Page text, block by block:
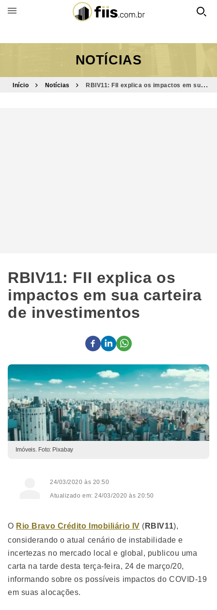
BUSCAR POR FUNDO
NOTÍCIAS
Início Notícias
RBIV11: FII explica os impactos em sua
RBIV11: FII explica os
impactos em sua carteira
de investimentos
Imóveis. Foto: Pixabay
24/03/2020 às 20:50
Atualizado em: 24/03/2020 às 20:50
O Rio Bravo Crédito Imobiliário IV ( RBIV11),
considerando o atual cenário de instabilidade e
incertezas no mercado local e global, publicou uma
carta na tarde desta terça-feira, 24 de março/20,
informando sobre os possíveis impactos do COVID-19
em suas alocações.